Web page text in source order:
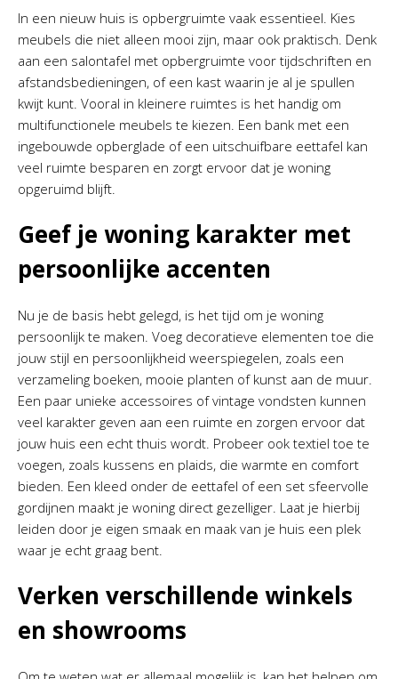
In een nieuw huis is opbergruimte vaak essentieel. Kies
meubels die niet alleen mooi zijn, maar ook praktisch. Denk
aan een salontafel met opbergruimte voor tijdschriften en
afstandsbedieningen, of een kast waarin je al je spullen
kwijt kunt. Vooral in kleinere ruimtes is het handig om
multifunctionele meubels te kiezen. Een bank met een
ingebouwde opberglade of een uitschuifbare eettafel kan
veel ruimte besparen en zorgt ervoor dat je woning
opgeruimd blijft.
Geef je woning karakter met
persoonlijke accenten
Nu je de basis hebt gelegd, is het tijd om je woning
persoonlijk te maken. Voeg decoratieve elementen toe die
jouw stijl en persoonlijkheid weerspiegelen, zoals een
verzameling boeken, mooie planten of kunst aan de muur.
Een paar unieke accessoires of vintage vondsten kunnen
veel karakter geven aan een ruimte en zorgen ervoor dat
jouw huis een echt thuis wordt. Probeer ook textiel toe te
voegen, zoals kussens en plaids, die warmte en comfort
bieden. Een kleed onder de eettafel of een set sfeervolle
gordijnen maakt je woning direct gezelliger. Laat je hierbij
leiden door je eigen smaak en maak van je huis een plek
waar je echt graag bent.
Verken verschillende winkels
en showrooms